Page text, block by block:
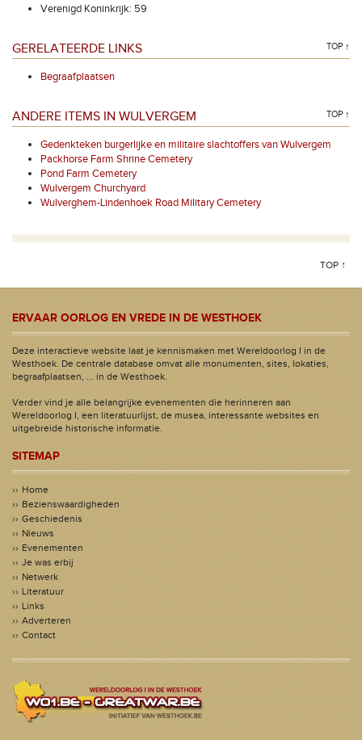
Verenigd Koninkrijk: 59
GERELATEERDE LINKS TOP ↑
Begraafplaatsen
ANDERE ITEMS IN WULVERGEM TOP ↑
Gedenkteken burgerlijke en militaire slachtoffers van Wulvergem
Packhorse Farm Shrine Cemetery
Pond Farm Cemetery
Wulvergem Churchyard
Wulverghem-Lindenhoek Road Military Cemetery
TOP ↑
ERVAAR OORLOG EN VREDE IN DE WESTHOEK
Deze interactieve website laat je kennismaken met Wereldoorlog I in de
Westhoek. De centrale database omvat alle monumenten, sites, lokaties,
begraafplaatsen, ... in de Westhoek.
Verder vind je alle belangrijke evenementen die herinneren aan
Wereldoorlog I, een literatuurlijst, de musea, interessante websites en
uitgebreide historische informatie.
SITEMAP
Home
Bezienswaardigheden
Geschiedenis
Nieuws
Evenementen
Je was erbij
Netwerk
Literatuur
Links
Adverteren
Contact